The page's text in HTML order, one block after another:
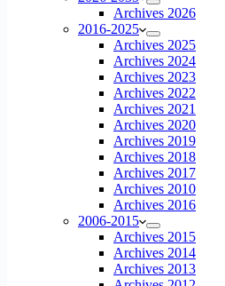
Archives 2026
2016-2025
Archives 2025
Archives 2024
Archives 2023
Archives 2022
Archives 2021
Archives 2020
Archives 2019
Archives 2018
Archives 2017
Archives 2010
Archives 2016
2006-2015
Archives 2015
Archives 2014
Archives 2013